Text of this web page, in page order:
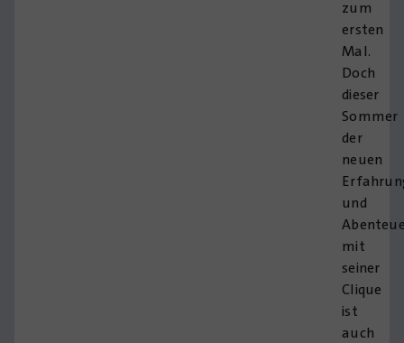
zum
ersten
Mal.
Doch
dieser
Sommer
der
neuen
und
mit
seiner
Clique
ist
auch